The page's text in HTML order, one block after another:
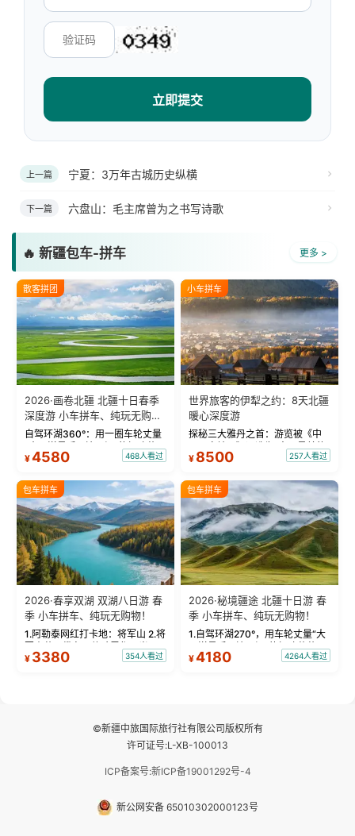
立即提交
上一篇 宁夏：3万年古城历史纵横
下一篇 六盘山：毛主席曾为之书写诗歌
🔥 新疆包车-拼车 更多 >
散客拼团
2026·画卷北疆 北疆十日春季
深度游 小车拼车、纯玩无购
物！
自驾环湖360°：用一圈车轮丈量
“大西洋最后一滴眼泪”的极致蔚
蓝。 赛湖旅拍：甄选多款风格服
绝美瞬间。 赛湖坦克300跟车视
频：专业摄影师...
¥4580 468人看过
小车拼车
世界旅客的伊犁之约：8天北疆
暖心深度游
探秘三大雅丹之首：游览被《中
国国家地理》评选为“中国最美的
三大雅丹”第一名的克拉玛依魔鬼
瓦人最大村落——禾木村，欣赏
晨雾与小木...
¥ 8500 257人看过
包车拼车
2026·春享双湖 双湖八日游 春
季 小车拼车、纯玩无购物！
1.阿勒泰网红打卡地：将军山 2.将
军山落日缆车，体验雪都风光 3.
将军山，夕阳派对，蹦迪party 4.
¥ 3380 354人看过
包车拼车
2026·秘境疆途 北疆十日游 春
季 小车拼车、纯玩无购物！
1.自驾环湖270°，用车轮丈量“大
西洋最后一滴眼泪”的极致蔚蓝，
让雪山、花海与深邃湖水在转弯
¥4180 4264人看过
©新疆中旅国际旅行社有限公司版权所有
许可证号:L-XB-100013
ICP备案号:新ICP备19001292号-4
新公网安备 65010302000123号